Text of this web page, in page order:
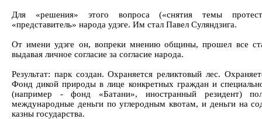
Для «решения» этого вопроса («снятия темы
«представитель» народа удэге. Им стал Павел Суляндзига.
От имени удэге он, вопреки мнению общины, прошел все
выдавая личное согласие за согласие народа.
Результат: парк создан. Охраняется реликтовый лес.
Фонд дикой природы в лице конкретных граждан и
(например - фонд «Батани», иностранный резидент)
международные деньги по углеродным квотам, и деньги на
казны государства.